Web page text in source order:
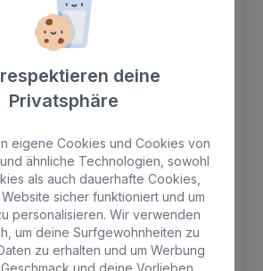
auf der oberen
deine
Privatsphäre
eigene Cookies und Cookies von
ähnliche Technologien, sowohl
als auch dauerhafte Cookies,
sicher funktioniert und um
personalisieren. Wir verwenden
um deine Surfgewohnheiten zu
zu erhalten und um Werbung
und deine Vorlieben